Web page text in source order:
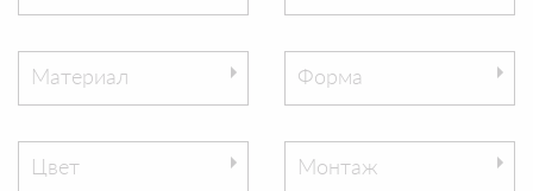
Материал Форма
Цвет Монтаж